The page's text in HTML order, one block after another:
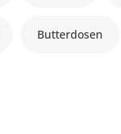
Butterdosen